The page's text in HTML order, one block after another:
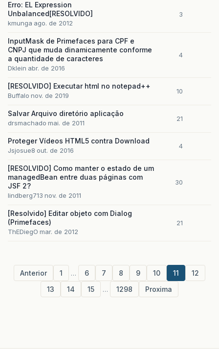
Erro: EL Expression
Unbalanced[RESOLVIDO]
kmunga ago. de 2012
3
InputMask de Primefaces para CPF e
CNPJ que muda dinamicamente conforme
a quantidade de caracteres
Dklein abr. de 2016
4
[RESOLVIDO] Executar html no notepad++
Buffalo nov. de 2019
10
Salvar Arquivo diretório aplicação
drsmachado mai. de 2011
21
Proteger Vídeos HTML5 contra Download
Jsjosue8 out. de 2016
4
[RESOLVIDO] Como manter o estado de um
managedBean entre duas páginas com
JSF 2?
lindberg713 nov. de 2011
30
[Resolvido] Editar objeto com Dialog
(Primefaces)
ThEDiegO mar. de 2012
21
Anterior 1 … 6 7 8 9 10 11
12
13
14 15 … 1298 Proxima